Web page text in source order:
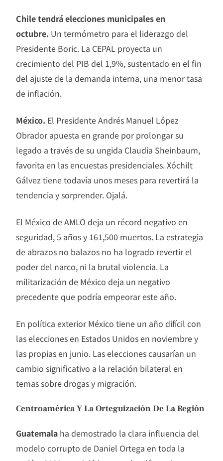
Chile tendrá elecciones municipales en
octubre. Un termómetro para el liderazgo del
Presidente Boric. La CEPAL proyecta un
crecimiento del PIB del 1,9%, sustentado en el fin
del ajuste de la demanda interna, una menor tasa
de inflación.
México. El Presidente Andrés Manuel López
Obrador apuesta en grande por prolongar su
legado a través de su ungida Claudia Sheinbaum,
favorita en las encuestas presidenciales. Xóchilt
Gálvez tiene todavía unos meses para revertirá la
tendencia y sorprender. Ojalá.
El México de AMLO deja un récord negativo en
seguridad, 5 años y 161,500 muertos. La estrategia
de abrazos no balazos no ha logrado revertir el
poder del narco, ni la brutal violencia. La
militarización de México deja un negativo
precedente que podría empeorar este año.
En política exterior México tiene un año difícil con
las elecciones en Estados Unidos en noviembre y
las propias en junio. Las elecciones causarían un
cambio significativo a la relación bilateral en
temas sobre drogas y migración.
Centroamérica Y La Orteguización De La Región
Guatemala ha demostrado la clara influencia del
modelo corrupto de Daniel Ortega en toda la